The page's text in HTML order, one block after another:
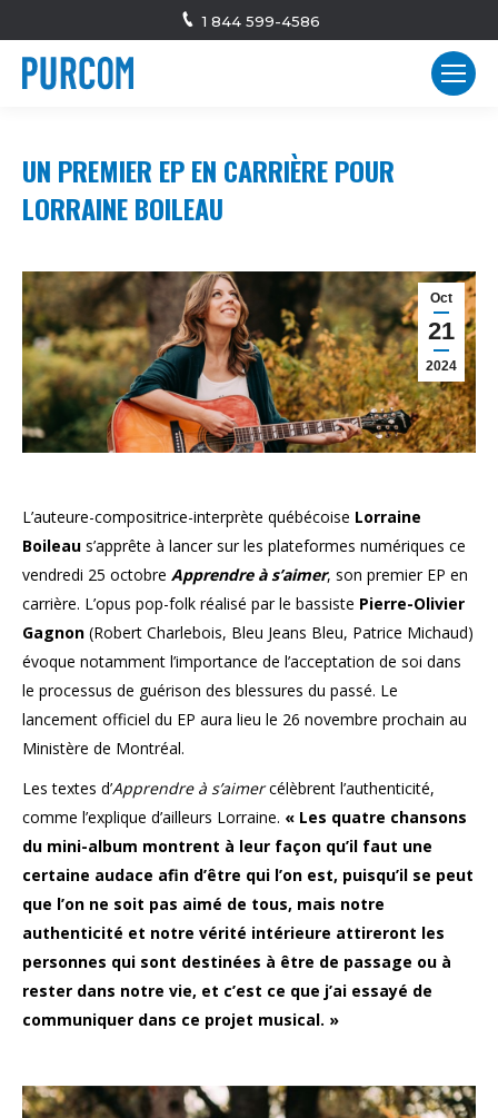
1 844 599-4586
UN PREMIER EP EN CARRIÈRE POUR
LORRAINE BOILEAU
Oct
21
2024
L’auteure-compositrice-interprète québécoise Lorraine
Boileau s’apprête à lancer sur les plateformes numériques ce
vendredi 25 octobre Apprendre à s’aimer, son premier EP en
carrière. L’opus pop-folk réalisé par le bassiste Pierre-Olivier
Gagnon (Robert Charlebois, Bleu Jeans Bleu, Patrice Michaud)
évoque notamment l’importance de l’acceptation de soi dans
le processus de guérison des blessures du passé. Le
lancement officiel du EP aura lieu le 26 novembre prochain au
Ministère de Montréal.
Les textes d’Apprendre à s’aimercélèbrent l’authenticité,
comme l’explique d’ailleurs Lorraine. « Les quatre chansons
du mini-album montrent à leur façon qu’il faut une
certaine audace afin d’être qui l’on est, puisqu’il se peut
que l’on ne soit pas aimé de tous, mais notre
authenticité et notre vérité intérieure attireront les
personnes qui sont destinées à être de passage ou à
rester dans notre vie, et c’est ce que j’ai essayé de
communiquer dans ce projet musical. »